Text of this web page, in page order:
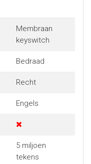
Membraan
keyswitch
Bedraad
Recht
Engels
5 miljoen
tekens